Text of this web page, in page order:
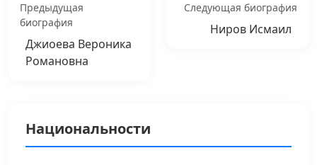
Предыдущая
биография
Джиоева Вероника
Романовна
Следующая биография
Ниров Исмаил
Национальности